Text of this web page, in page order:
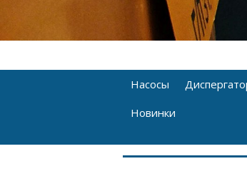
Насосы
Новинки